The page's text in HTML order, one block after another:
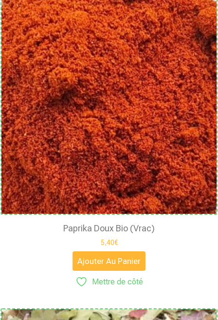
Paprika Doux Bio (vrac)
5,40€
Ajouter Au Panier
Mettre de côté